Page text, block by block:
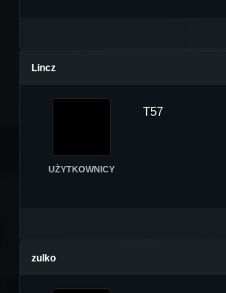
Lincz
UŻYTKOWNICY
T57
zulko